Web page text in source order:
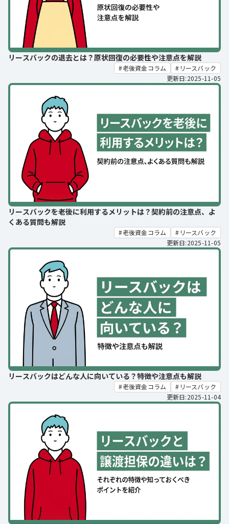
リースバックの退去とは？原状回復の必要性や注意点を解説
老後資金コラム
リースバック
更新日:2025-11-05
リースバックを老後に利用するメリットは？契約前の注意点、よ
くある質問も解説
老後資金コラム
リースバック
更新日:2025-11-05
リースバックはどんな人に向いている？特徴や注意点も解説
老後資金コラム
リースバック
更新日:2025-11-04